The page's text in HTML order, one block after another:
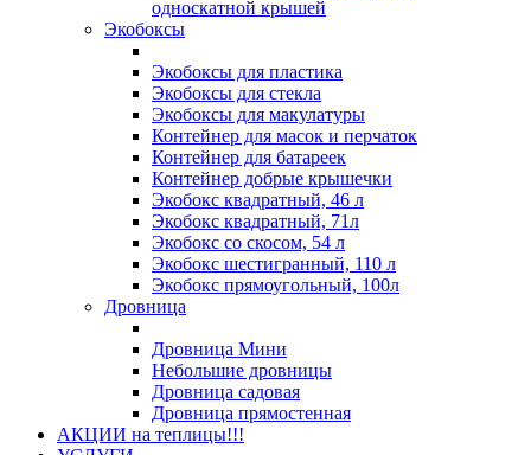
односкатной крышей
Экобоксы
Экобоксы для пластика
Экобоксы для стекла
Экобоксы для макулатуры
Контейнер для масок и перчаток
Контейнер для батареек
Контейнер добрые крышечки
Экобокс квадратный, 46 л
Экобокс квадратный, 71л
Экобокс со скосом, 54 л
Экобокс шестигранный, 110 л
Экобокс прямоугольный, 100л
Дровница
Дровница Мини
Небольшие дровницы
Дровница садовая
Дровница прямостенная
АКЦИИ на теплицы!!!